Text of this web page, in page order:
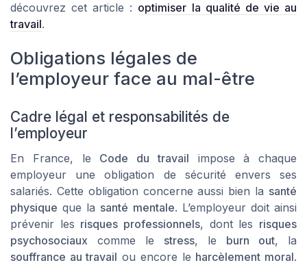
découvrez cet article : optimiser la qualité de vie au
travail.
Obligations légales de
l’employeur face au mal-être
Cadre légal et responsabilités de
l’employeur
En France, le Code du travail impose à chaque
employeur une obligation de sécurité envers ses
salariés. Cette obligation concerne aussi bien la santé
physique que la santé mentale. L’employeur doit ainsi
prévenir les risques professionnels, dont les risques
psychosociaux comme le stress, le burn out, la
souffrance au travail ou encore le harcèlement moral.